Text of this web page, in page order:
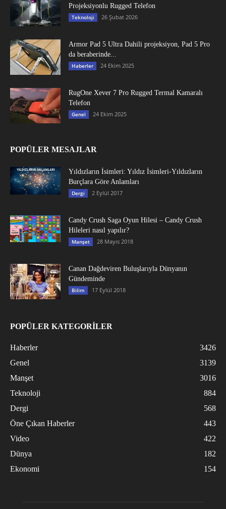
Projeksiyonlu Rugged Telefon
Teknoloji 26 Şubat 2026
Armor Pad 5 Ultra Dahili projeksiyon, Pad 5 Pro
da beraberinde...
Haberler 24 Ekim 2025
RugOne Xever 7 Pro Rugged Termal Kamaralı
Telefon
Genel 24 Ekim 2025
POPÜLER MESAJLAR
Yıldızların İsimleri: Yıldız İsimleri-Yıldızların
Burçlara Göre Anlamları
Dergi 2 Eylül 2017
Candy Crush Saga Oyun Hilesi – Candy Crush
Hileleri nasıl yapılır?
Manşet 28 Mayıs 2018
Canan Dağdeviren Buluşlarıyla Dünyanın
Gündeminde
Bilim 17 Eylül 2018
POPÜLER KATEGORİLER
Haberler
3426
Genel
3139
Manşet
3016
Teknoloji
884
Dergi
568
Öne Çıkan Haberler
443
Video
422
Dünya
182
Ekonomi
154